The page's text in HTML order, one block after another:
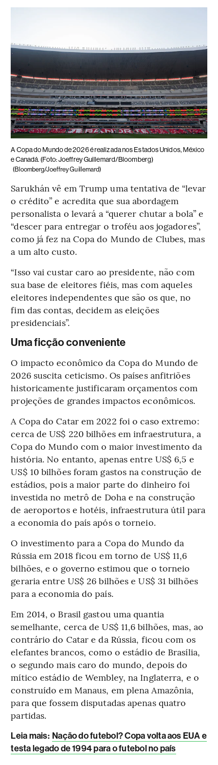
A Copa do Mundo de 2026 é realizada nos Estados Unidos, México
e Canadá. (Foto: Joeffrey Guillemard/Bloomberg)
(Bloomberg/Joeffrey Guillemard)
Sarukhán vê em Trump uma tentativa de “levar
o crédito” e acredita que sua abordagem
personalista o levará a “querer chutar a bola” e
“descer para entregar o troféu aos jogadores”,
como já fez na Copa do Mundo de Clubes, mas
a um alto custo.
“Isso vai custar caro ao presidente, não com
sua base de eleitores fiéis, mas com aqueles
eleitores independentes que são os que, no
fim das contas, decidem as eleições
presidenciais”.
Uma ficção conveniente
O impacto econômico da Copa do Mundo de
2026 suscita ceticismo. Os países anfitriões
historicamente justificaram orçamentos com
projeções de grandes impactos econômicos.
A Copa do Catar em 2022 foi o caso extremo:
cerca de US$ 220 bilhões em infraestrutura, a
Copa do Mundo com o maior investimento da
história. No entanto, apenas entre US$ 6,5 e
US$ 10 bilhões foram gastos na construção de
estádios, pois a maior parte do dinheiro foi
investida no metrô de Doha e na construção
de aeroportos e hotéis, infraestrutura útil para
a economia do país após o torneio.
O investimento para a Copa do Mundo da
Rússia em 2018 ficou em torno de US$ 11,6
bilhões, e o governo estimou que o torneio
geraria entre US$ 26 bilhões e US$ 31 bilhões
para a economia do país.
Em 2014, o Brasil gastou uma quantia
semelhante, cerca de US$ 11,6 bilhões, mas, ao
contrário do Catar e da Rússia, ficou com os
elefantes brancos, como o estádio de Brasília,
o segundo mais caro do mundo, depois do
mítico estádio de Wembley, na Inglaterra, e o
construído em Manaus, em plena Amazônia,
para que fossem disputadas apenas quatro
partidas.
Leia mais: Nação do futebol? Copa volta aos EUA e
testa legado de 1994 para o futebol no país